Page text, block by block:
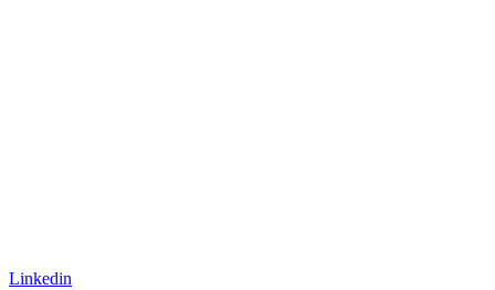
Linkedin